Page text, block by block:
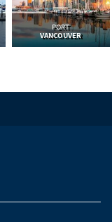
PORT
VANCOUVER